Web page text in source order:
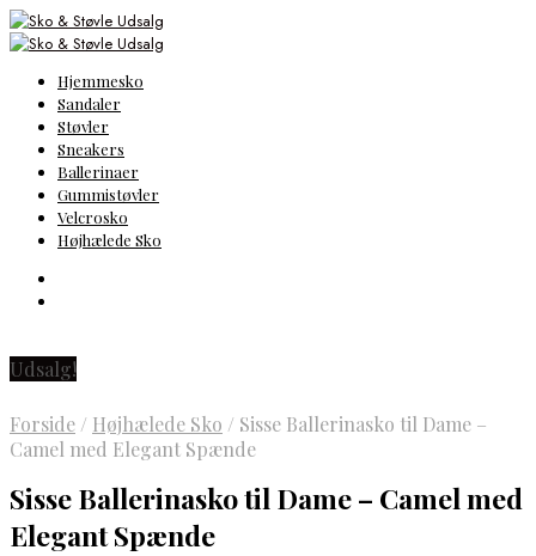
Hjemmesko
Sandaler
Støvler
Sneakers
Ballerinaer
Gummistøvler
Velcrosko
Højhælede Sko
Udsalg!
Forside / Højhælede Sko / Sisse Ballerinasko til Dame –
Camel med Elegant Spænde
Sisse Ballerinasko til Dame – Camel med
Elegant Spænde